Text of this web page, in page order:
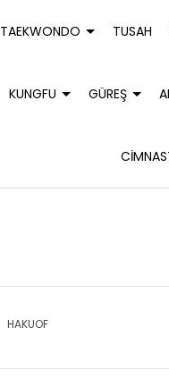
TAEKWONDO TUSAH
KUNGFU GÜREŞ
HAKUOF